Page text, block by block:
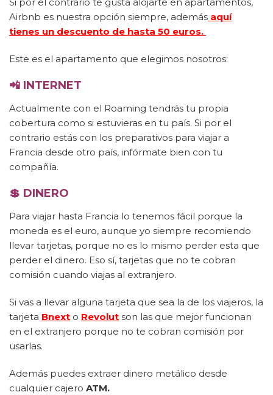
Airbnb es nuestra opción siempre, además aquí
tienes un descuento de hasta 50 euros.
Este es el apartamento que elegimos nosotros:
📲 INTERNET
Actualmente con el Roaming tendrás tu propia
cobertura como si estuvieras en tu país. Si por el
contrario estás con los preparativos para viajar a
Francia desde otro país, infórmate bien con tu
compañía.
💲 DINERO
Para viajar hasta Francia lo tenemos fácil porque la
moneda es el euro, aunque yo siempre recomiendo
llevar tarjetas, porque no es lo mismo perder esta que
perder el dinero. Eso sí, tarjetas que no te cobran
comisión cuando viajas al extranjero.
Si vas a llevar alguna tarjeta que sea la de los viajeros, la
tarjeta Bnext o Revolut son las que mejor funcionan
en el extranjero porque no te cobran comisión por
usarlas.
Además puedes extraer dinero metálico desde
cualquier cajero ATM.